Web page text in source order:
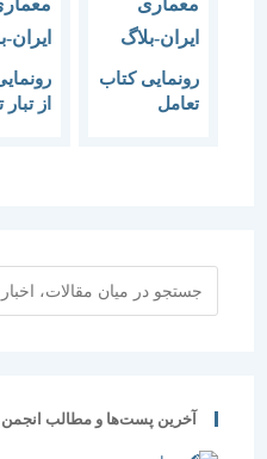
رونمایی کتاب
رونمایی کتاب
از تبار تلاش
آخرین پست‌ها و مطالب انجمن